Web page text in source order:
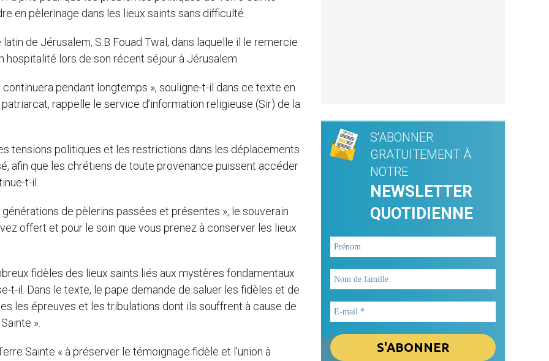
en pèlerinage dans les lieux saints sans difficulté.
de Jérusalem, S.B Fouad Twal, dans laquelle il le remercie
lors de son récent séjour à Jérusalem.
pendant longtemps », souligne-t-il dans ce texte en
rappelle le service d’information religieuse (Sir) de la
tensions politiques et les restrictions dans les déplacements
afin que les chrétiens de toute provenance puissent accéder
t-il.
de pèlerins passées et présentes », le souverain
offert et pour le soin que vous prenez à conserver les lieux
fidèles des lieux saints liés aux mystères fondamentaux
t-il. Dans le texte, le pape demande de saluer les fidèles et de
les épreuves et les tribulations dont ils souffrent à cause de
».
Sainte « à préserver le témoignage fidèle et l’union à
S'ABONNER
GRATUITEMENT À
NOTRE
NEWSLETTER
QUOTIDIENNE